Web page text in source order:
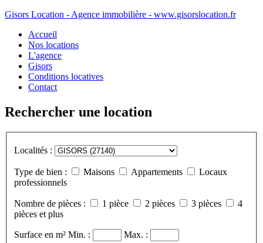
Gisors Location - Agence immobilière - www.gisorslocation.fr
Accueil
Nos locations
L'agence
Gisors
Conditions locatives
Contact
Rechercher une location
Localités :
Type de bien : Maisons Appartements
Locaux
professionnels
Nombre de pièces : 1 pièce 2 pièces 3 pièces
4
pièces et plus
Surface en m² Min. : Max. :